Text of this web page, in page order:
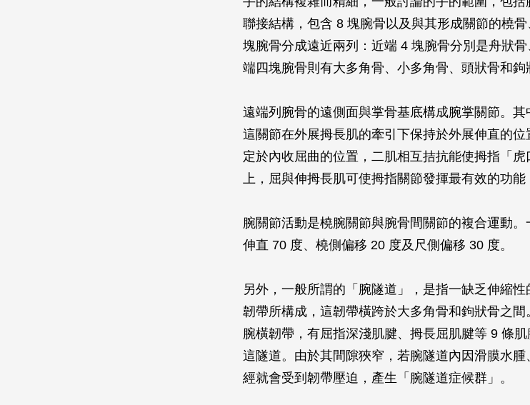
聯接結構，包含 8 塊腕骨以及與其形成關節的橈
塊腕骨分成遠近兩列：近端 4 塊腕骨分別是舟狀
端四塊腕骨則有大多角骨、小多角骨、頭狀骨和鉤
遠端列腕骨的遠側面與掌骨基底構成腕掌關節。其
這關節在外展拇長肌的牽引下保持於外展伸直的
定於內收屈曲的位置，二肌相互拮抗能使拇指「
上，屈與伸拇長肌可使拇指關節發揮最有效的功能
腕關節活動是橈腕關節與腕骨間關節的複合運動。
伸直 70 度、橈側偏移 20 度及尺側偏移 30 度。
另外，一般所謂的「腕隧道」，是指一缺乏伸縮
韌帶所構成，這韌帶橫跨於大多角骨和鉤狀骨之
腕橫韌帶，有屈指深淺肌腱、拇長屈肌腱等 9 條
這隧道。由於其間隙狹窄，若腕隧道內因滑膜水
經就會受到韌帶壓迫，產生「腕隧道症候群」。